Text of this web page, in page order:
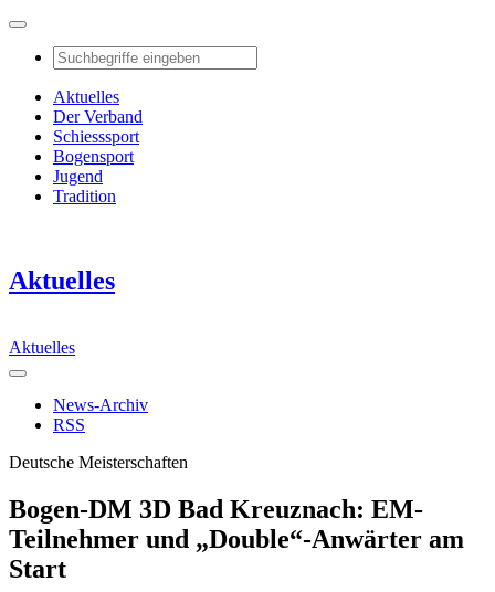
Aktuelles
Der Verband
Schiesssport
Bogensport
Jugend
Tradition
Aktuelles
Aktuelles
News-Archiv
RSS
Deutsche Meisterschaften
Bogen-DM 3D Bad Kreuznach: EM-
Teilnehmer und „Double“-Anwärter am
Start